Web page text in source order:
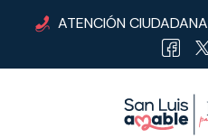
ATENCIÓN CIUDADANA